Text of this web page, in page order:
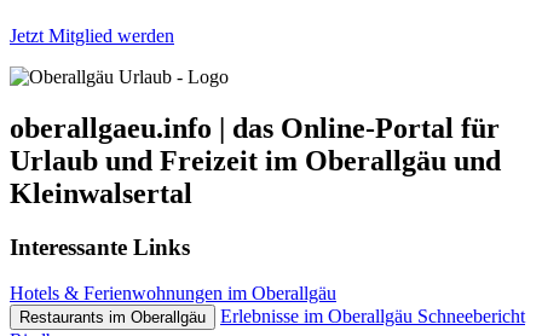
Jetzt Mitglied werden
oberallgaeu.info | das Online-Portal für
Urlaub und Freizeit im Oberallgäu und
Kleinwalsertal
Interessante Links
Hotels & Ferienwohnungen im Oberallgäu
Restaurants im Oberallgäu Erlebnisse im Oberallgäu Schneebericht